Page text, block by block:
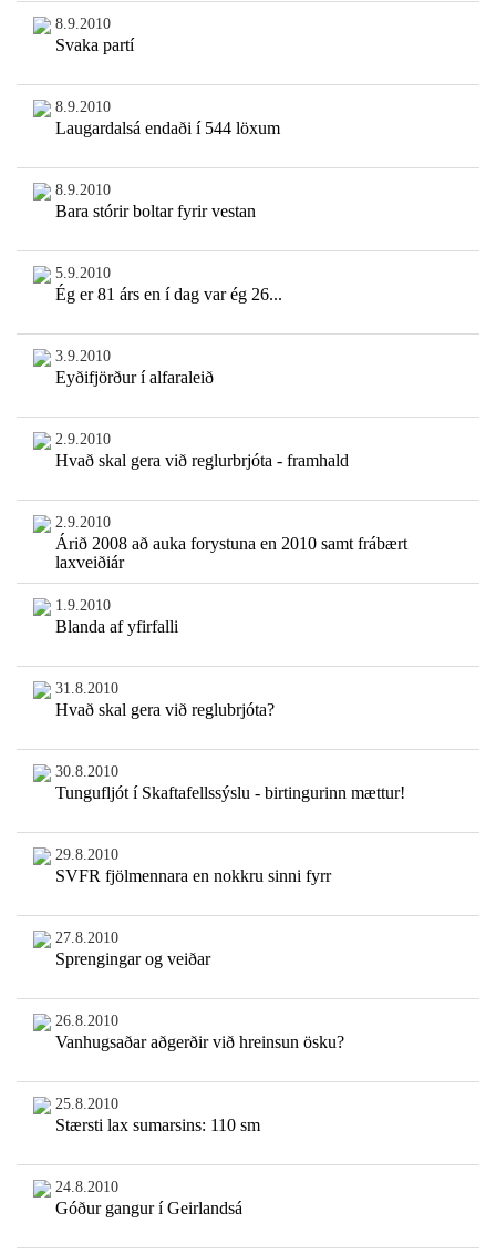
8.9.2010
Svaka partí
8.9.2010
Laugardalsá endaði í 544 löxum
8.9.2010
Bara stórir boltar fyrir vestan
5.9.2010
Ég er 81 árs en í dag var ég 26...
3.9.2010
Eyðifjörður í alfaraleið
2.9.2010
Hvað skal gera við reglurbrjóta - framhald
2.9.2010
Árið 2008 að auka forystuna en 2010 samt frábært
laxveiðiár
1.9.2010
Blanda af yfirfalli
31.8.2010
Hvað skal gera við reglubrjóta?
30.8.2010
Tungufljót í Skaftafellssýslu - birtingurinn mættur!
29.8.2010
SVFR fjölmennara en nokkru sinni fyrr
27.8.2010
Sprengingar og veiðar
26.8.2010
Vanhugsaðar aðgerðir við hreinsun ösku?
25.8.2010
Stærsti lax sumarsins: 110 sm
24.8.2010
Góður gangur í Geirlandsá